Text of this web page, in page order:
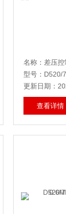
型号：D520/
更新日期：
查看详情